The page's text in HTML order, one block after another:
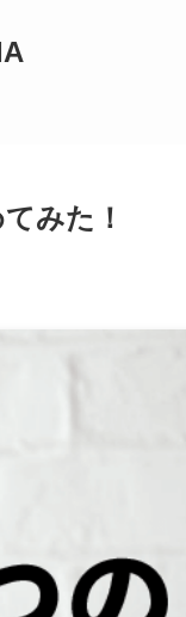
みた！